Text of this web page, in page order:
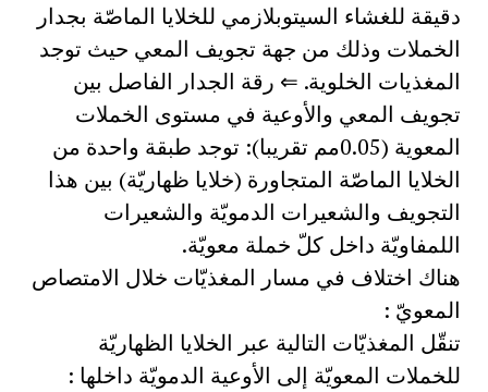
دقيقة للغشاء السيتوبلازمي للخلايا الماصّة بجدار
الخملات وذلك من جهة تجويف المعي حيث توجد
المغذيات الخلوية. ⇐ رقة الجدار الفاصل بين
تجويف المعي والأوعية في مستوى الخملات
المعوية (0.05مم تقريبا): توجد طبقة واحدة من
الخلايا الماصّة المتجاورة (خلايا ظهاريّة) بين هذا
التجويف والشعيرات الدمويّة والشعيرات
اللمفاويّة داخل كلّ خملة معويّة.
هناك اختلاف في مسار المغذيّات خلال الامتصاص
المعويّ :
تنقّل المغذيّات التالية عبر الخلايا الظهاريّة
للخملات المعويّة إلى الأوعية الدمويّة داخلها :